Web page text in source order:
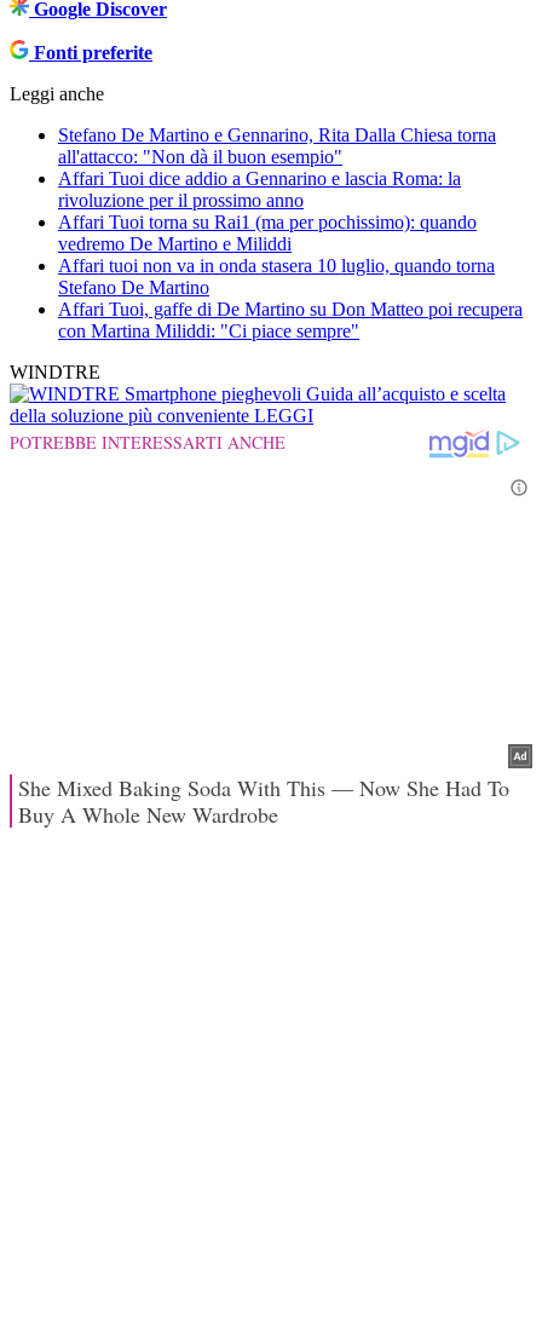
Google Discover
Fonti preferite
Leggi anche
Stefano De Martino e Gennarino, Rita Dalla Chiesa torna
all'attacco: "Non dà il buon esempio"
Affari Tuoi dice addio a Gennarino e lascia Roma: la
rivoluzione per il prossimo anno
Affari Tuoi torna su Rai1 (ma per pochissimo): quando
vedremo De Martino e Miliddi
Affari tuoi non va in onda stasera 10 luglio, quando torna
Stefano De Martino
Affari Tuoi, gaffe di De Martino su Don Matteo poi recupera
con Martina Miliddi: "Ci piace sempre"
WINDTRE
Smartphone pieghevoli Guida all’acquisto e scelta
della soluzione più conveniente LEGGI